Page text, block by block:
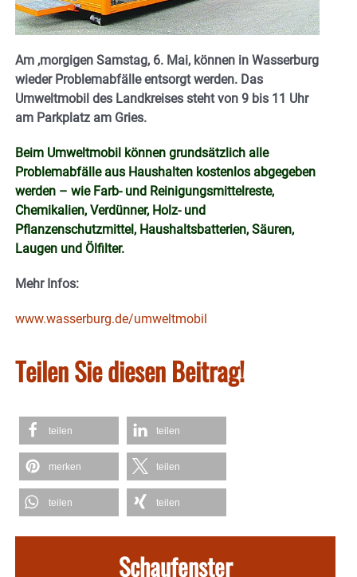
Am ,morgigen Samstag, 6. Mai, können in Wasserburg
wieder Problemabfälle entsorgt werden. Das
Umweltmobil des Landkreises steht von 9 bis 11 Uhr
am Parkplatz am Gries.
Beim Umweltmobil können grundsätzlich alle
Problemabfälle aus Haushalten kostenlos abgegeben
werden – wie Farb- und Reinigungsmittelreste,
Chemikalien, Verdünner, Holz- und
Pflanzenschutzmittel, Haushaltsbatterien, Säuren,
Laugen und Ölfilter.
Mehr Infos:
www.wasserburg.de/umweltmobil
Teilen Sie diesen Beitrag!
teilen teilen
merken teilen
teilen teilen
Schaufenster